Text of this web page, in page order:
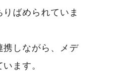
ばめられていま
携しながら、メデ
ます。